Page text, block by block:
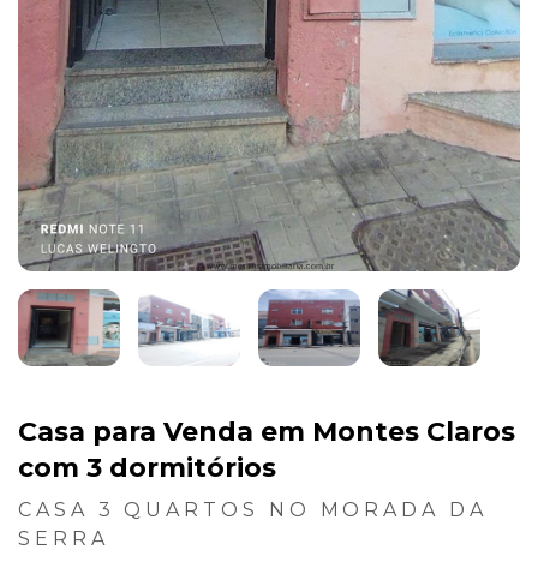
Casa para Venda em Montes Claros
com 3 dormitórios
CASA 3 QUARTOS NO MORADA DA
SERRA